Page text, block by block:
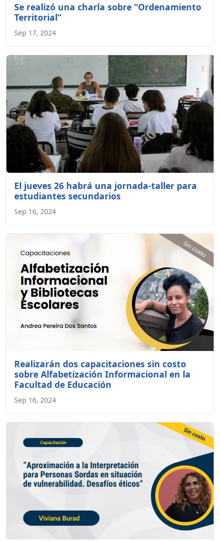
Se realizó una charla sobre “Ordenamiento
Territorial”
Sep 17, 2024
El jueves 26 habrá una jornada-taller para
estudiantes secundarios
Sep 16, 2024
Realizarán dos capacitaciones sin costo
sobre Alfabetización Informacional en la
Facultad de Educación
Sep 16, 2024